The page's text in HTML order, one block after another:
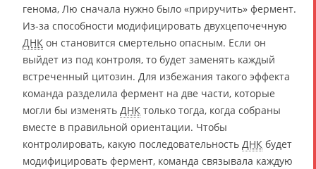
генома, Лю сначала нужно было «приручить» фермент.
Из-за способности модифицировать двухцепочечную
ДНК он становится смертельно опасным. Если он
выйдет из под контроля, то будет заменять каждый
встреченный цитозин. Для избежания такого эффекта
команда разделила фермент на две части, которые
могли бы изменять ДНК только тогда, когда собраны
вместе в правильной ориентации. Чтобы
контролировать, какую последовательность ДНК будет
модифицировать фермент, команда связывала каждую